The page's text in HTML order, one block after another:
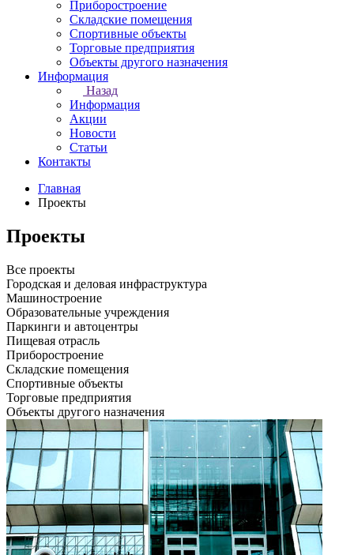
Приборостроение
Складские помещения
Спортивные объекты
Торговые предприятия
Объекты другого назначения
Информация
Назад
Информация
Акции
Новости
Статьи
Контакты
Главная
Проекты
Проекты
Все проекты
Городская и деловая инфраструктура
Машиностроение
Образовательные учреждения
Паркинги и автоцентры
Пищевая отрасль
Приборостроение
Складские помещения
Спортивные объекты
Торговые предприятия
Объекты другого назначения